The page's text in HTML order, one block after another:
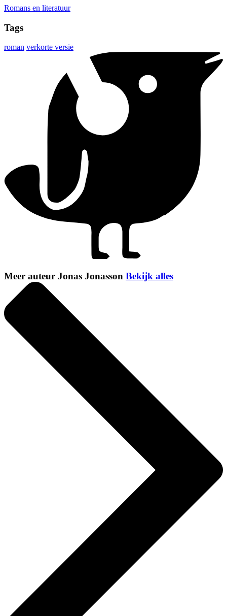
Romans en literatuur
Tags
roman verkorte versie
Meer auteur Jonas Jonasson Bekijk alles